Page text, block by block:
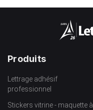
Produits
Lettrage adhésif
professionnel
Stickers vitrine - maquette à